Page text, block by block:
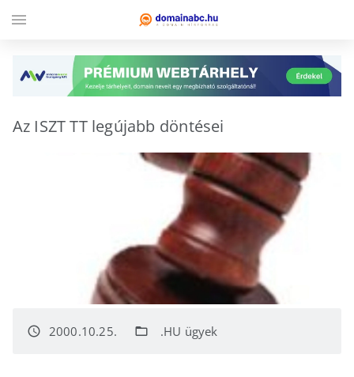
Az ISZT TT legújabb döntései
access_time 2000.10.25. folder_open .HU ügyek
menu